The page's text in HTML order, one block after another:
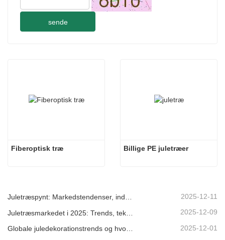
sende
Fiberoptisk træ Billige PE juletræer
Juletræspynt: Markedstendenser, indsigt i forsyningskæden og indkøbsguide 2025 2025-12-11
2025-12-09
2025-12-01